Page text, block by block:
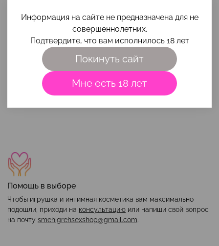
Отзывов еще никто не оставлял
Оставить отзыв
Наши преимущества
Помощь в выборе
Чтобы игрушка и интимная косметика вам максимально
подошли, приходи на консультацию или напиши свой вопрос
на почту smehigrehsexshop@gmail.com.
Информация на сайте не предназначена для не
совершеннолетних.
Подтвердите, что вам исполнилось 18 лет
Покинуть сайт
Мне есть 18 лет